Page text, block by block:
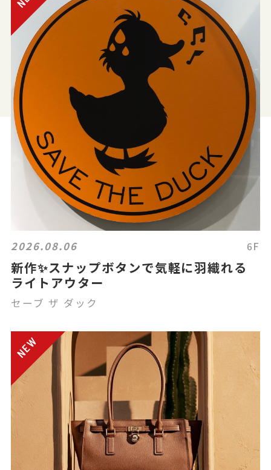
2026.08.06 6F
新作✨スナップボタンで気軽に羽織れる
ライトアウター
セーブ ザ ダック